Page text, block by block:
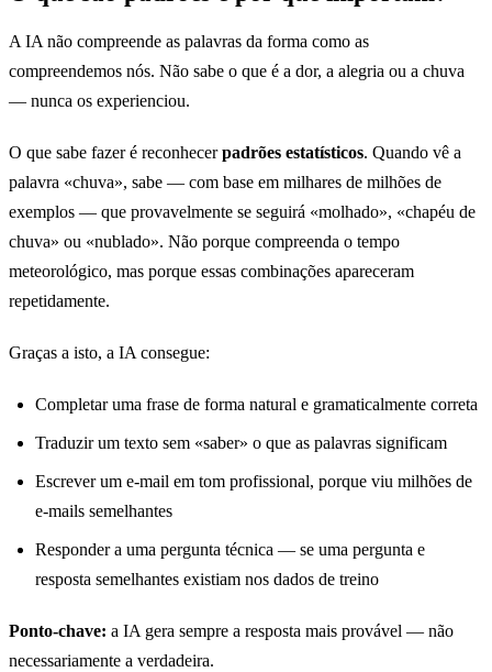
A IA não compreende as palavras da forma como as
compreendemos nós. Não sabe o que é a dor, a alegria ou a chuva
— nunca os experienciou.
O que sabe fazer é reconhecerpadrões estatísticos. Quando vê a
palavra «chuva», sabe — com base em milhares de milhões de
exemplos — que provavelmente se seguirá «molhado», «chapéu de
chuva» ou «nublado». Não porque compreenda o tempo
meteorológico, mas porque essas combinações apareceram
repetidamente.
Graças a isto, a IA consegue:
Completar uma frase de forma natural e gramaticalmente correta
Traduzir um texto sem «saber» o que as palavras significam
Escrever um e-mail em tom profissional, porque viu milhões de
e-mails semelhantes
Responder a uma pergunta técnica — se uma pergunta e
resposta semelhantes existiam nos dados de treino
Ponto-chave: a IA gera sempre a resposta mais provável — não
necessariamente a verdadeira.